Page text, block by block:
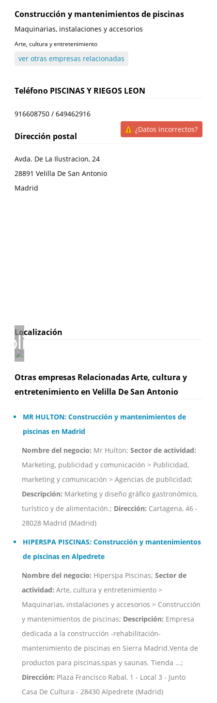
Construcción y mantenimientos de piscinas
Maquinarias, instalaciones y accesorios
Arte, cultura y entretenimiento
ver otras empresas relacionadas
Teléfono PISCINAS Y RIEGOS LEON
916608750 / 649462916
¿Datos incorrectos?
Dirección postal
Avda. De La Ilustracion, 24
28891 Velilla De San Antonio
Madrid
Localización
Otras empresas Relacionadas Arte, cultura y
entretenimiento en Velilla De San Antonio
MR HULTON: Construcción y mantenimientos de
piscinas en Madrid
Nombre del negocio: Mr Hulton; Sector de actividad:
Marketing, publicidad y comunicación > Publicidad,
marketing y comunicación > Agencias de publicidad;
Descripción: Marketing y diseño gráfico gastronómico,
turístico y de alimentación.; Dirección: Cartagena, 46 -
28028 Madrid (Madrid)
HIPERSPA PISCINAS: Construcción y mantenimientos
de piscinas en Alpedrete
Nombre del negocio: Hiperspa Piscinas; Sector de
actividad: Arte, cultura y entretenimiento >
Maquinarias, instalaciones y accesorios > Construcción
y mantenimientos de piscinas; Descripción: Empresa
dedicada a la construcción -rehabilitación-
mantenimiento de piscinas en Sierra Madrid.Venta de
productos para piscinas,spas y saunas. Tienda ...;
Dirección: Plaza Francisco Rabal, 1 - Local 3 - Junto
Casa De Cultura - 28430 Alpedrete (Madrid)